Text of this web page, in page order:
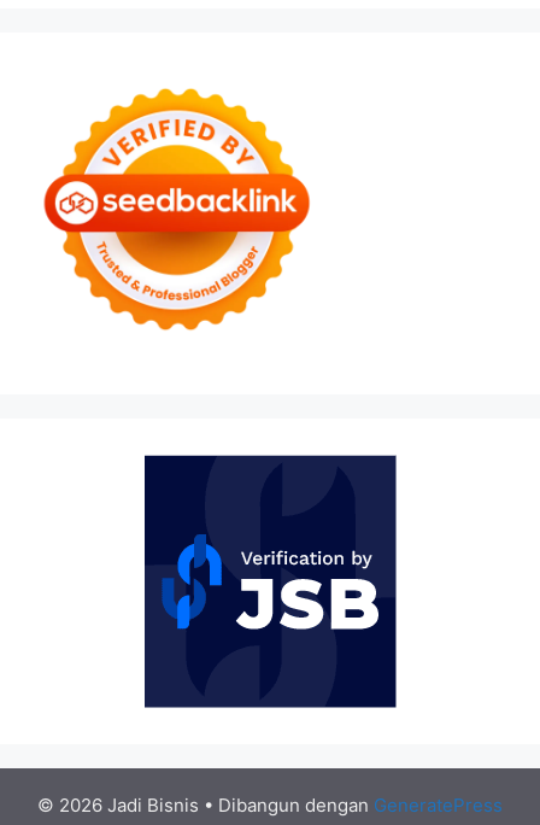
© 2026 Jadi Bisnis • Dibangun dengan GeneratePress